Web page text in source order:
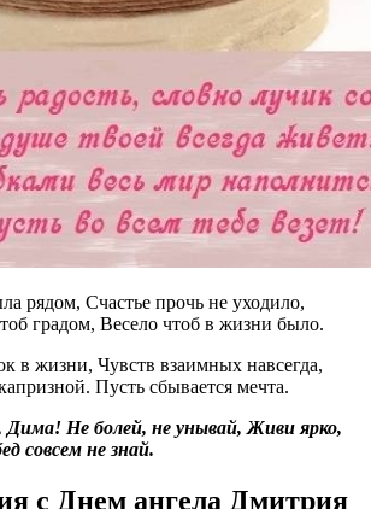
рядом, Счастье прочь не уходило,
градом, Весело чтоб в жизни было.
в жизни, Чувств взаимных навсегда,
Пусть сбывается мечта.
Дима! Не болей, не унывай, Живи ярко,
совсем не знай.
с Днем ангела Дмитрия